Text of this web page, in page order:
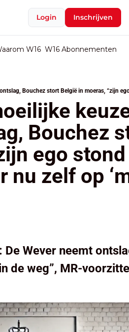
Login Inschrijven
Persen
België
van België
Hold-up
W16 W16 Abonnementen
Bouchez
ego
nu zelf op
Wever neemt
de weg”, MR-